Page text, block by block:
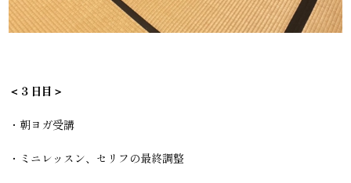
＜３日目＞
・朝ヨガ受講
・ミニレッスン、セリフの最終調整